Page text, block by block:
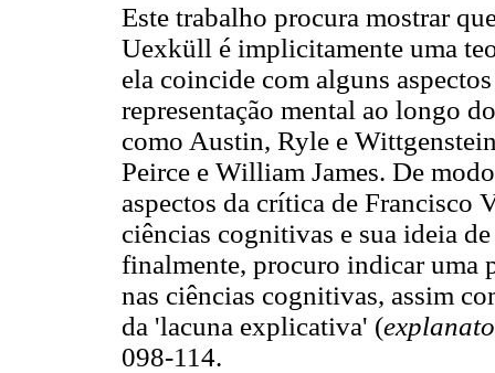
Este trabalho procura mostrar
Uexküll é implicitamente uma
ela coincide com alguns
representação mental ao longo
como Austin, Ryle e
Peirce e William James. De
aspectos da crítica de Francisco
ciências cognitivas e sua ideia
finalmente, procuro indicar uma
nas ciências cognitivas, assim
da 'lacuna explicativa' (
098-114.